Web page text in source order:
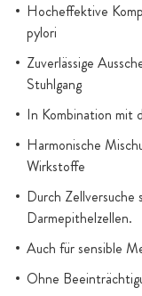
Hocheffektive
pylori
Zuverlässige
Stuhlgang
In Kombination mit
Harmonische
Wirkstoffe
Durch Zellversuche
Darmepithelzellen.
Auch für sensible
Ohne